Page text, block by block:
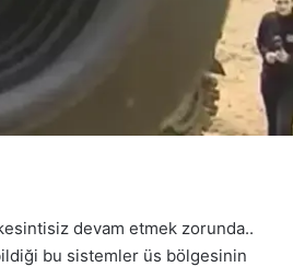
devam etmek zorunda..
bu sistemler üs bölgesinin